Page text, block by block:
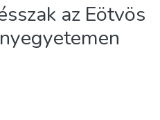
az Eötvös